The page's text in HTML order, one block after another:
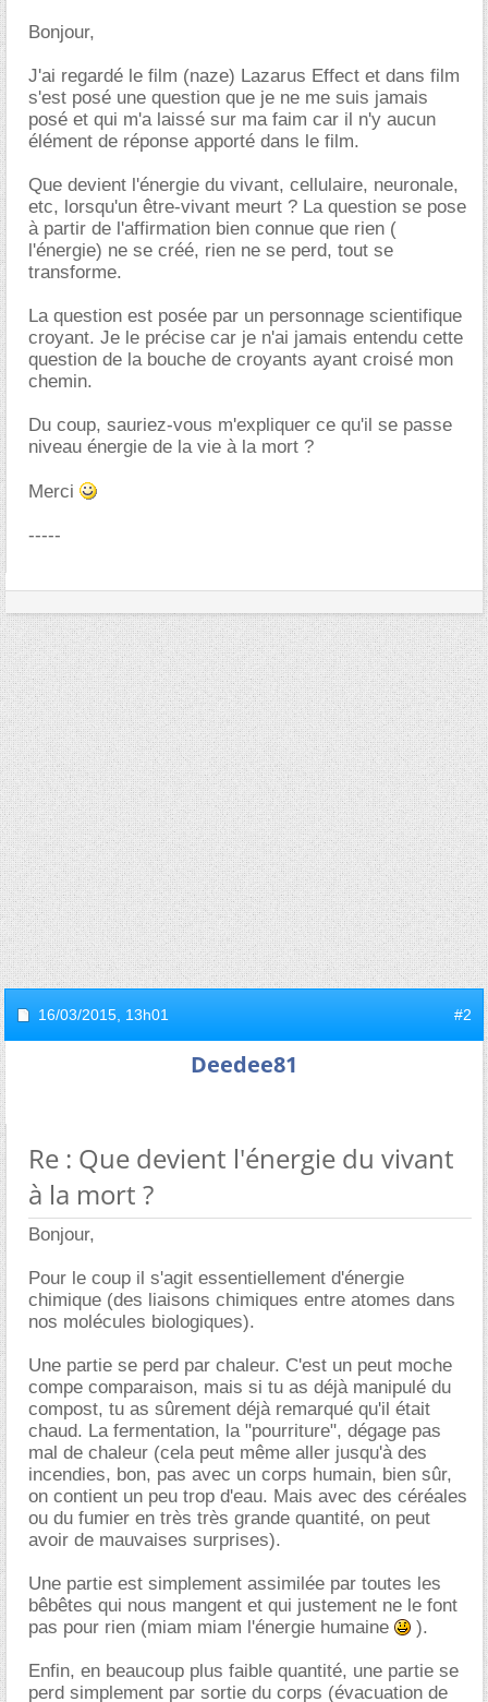
Bonjour,
J'ai regardé le film (naze) Lazarus Effect et dans film
s'est posé une question que je ne me suis jamais
posé et qui m'a laissé sur ma faim car il n'y aucun
élément de réponse apporté dans le film.
Que devient l'énergie du vivant, cellulaire, neuronale,
etc, lorsqu'un être-vivant meurt ? La question se pose
à partir de l'affirmation bien connue que rien (
l'énergie) ne se créé, rien ne se perd, tout se
transforme.
La question est posée par un personnage scientifique
croyant. Je le précise car je n'ai jamais entendu cette
question de la bouche de croyants ayant croisé mon
chemin.
Du coup, sauriez-vous m'expliquer ce qu'il se passe
niveau énergie de la vie à la mort ?
Merci
-----
16/03/2015, 13h01 #2
Deedee81
Re : Que devient l'énergie du vivant
à la mort ?
Bonjour,
Pour le coup il s'agit essentiellement d'énergie
chimique (des liaisons chimiques entre atomes dans
nos molécules biologiques).
Une partie se perd par chaleur. C'est un peut moche
compe comparaison, mais si tu as déjà manipulé du
compost, tu as sûrement déjà remarqué qu'il était
chaud. La fermentation, la "pourriture", dégage pas
mal de chaleur (cela peut même aller jusqu'à des
incendies, bon, pas avec un corps humain, bien sûr,
on contient un peu trop d'eau. Mais avec des céréales
ou du fumier en très très grande quantité, on peut
avoir de mauvaises surprises).
Une partie est simplement assimilée par toutes les
bêbêtes qui nous mangent et qui justement ne le font
pas pour rien (miam miam l'énergie humaine
).
Enfin, en beaucoup plus faible quantité, une partie se
perd simplement par sortie du corps (évacuation de